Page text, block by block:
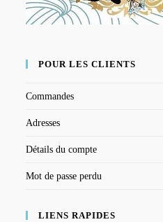
POUR LES CLIENTS
Commandes
Adresses
Détails du compte
Mot de passe perdu
LIENS RAPIDES